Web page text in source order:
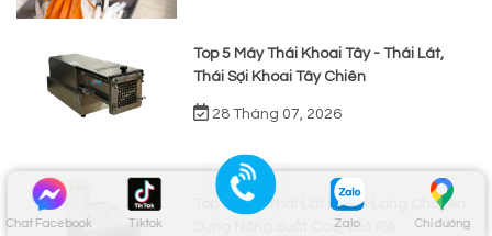
Chat Facebook Tiktok Zalo Chỉ đường
Top 5 Máy Thái Khoai Tây - Thái Lát,
Thái Sợi Khoai Tây Chiên
28 Tháng 07, 2026
Top 3 Máy Thái Lát Khoai Lang Chuyên
Dụng Năng Suất Cao, Giá Rẻ